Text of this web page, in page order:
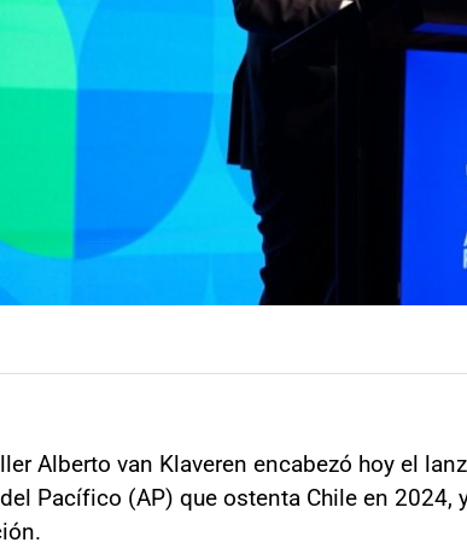
Alberto van Klaveren encabezó hoy el
Pacífico (AP) que ostenta Chile en